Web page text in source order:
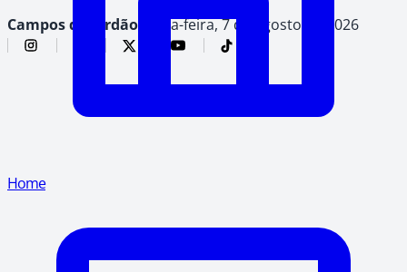
Campos do Jordão, sexta-feira, 7 de agosto de 2026
Home